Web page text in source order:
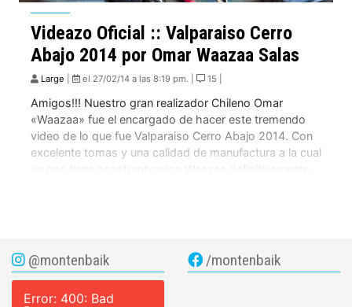
Videazo Oficial :: Valparaiso Cerro
Abajo 2014 por Omar Waazaa Salas
Large el 27/02/14 a las 8:19 pm. | 15 |
Amigos!!! Nuestro gran realizador Chileno Omar
«Waazaa» fue el encargado de hacer este tremendo
video de lo que fue Valparaiso Cerro Abajo 2014. Con
excelente tomas y una calidad de manufactura a la cual
ya nos tiene acostumbrados Waazaa definitivamente
@montenbaik
Error: 400: Bad
/montenbaik